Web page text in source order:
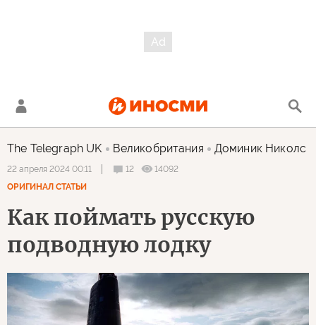
The Telegraph UK Великобритания Доминик Николс
22 апреля 2024 00:11 12
14092
ОРИГИНАЛ СТАТЬИ
Как поймать русскую
подводную лодку